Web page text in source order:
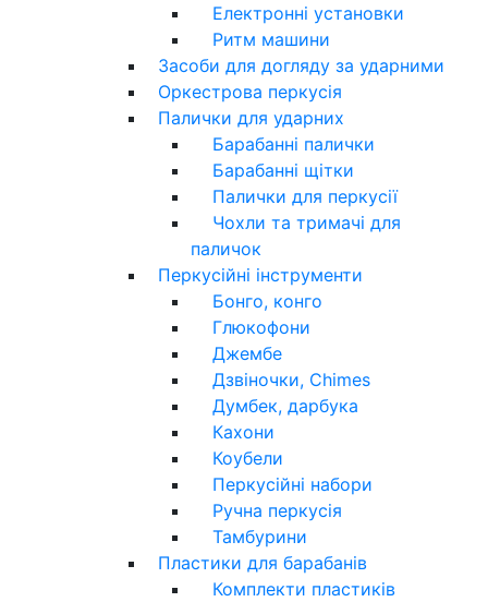
Електронні установки
Ритм машини
Засоби для догляду за ударними
Оркестрова перкусія
Палички для ударних
Барабанні палички
Барабанні щітки
Палички для перкусії
Чохли та тримачі для
паличок
Перкусійні інструменти
Бонго, конго
Глюкофони
Джембе
Дзвіночки, Chimes
Думбек, дарбука
Кахони
Коубели
Перкусійні набори
Ручна перкусія
Тамбурини
Пластики для барабанів
Комплекти пластиків